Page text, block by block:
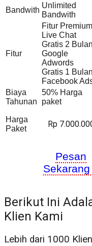
Bandwith
Unlimited
Bandwith
Fitur
Fitur Premium
Live Chat
Gratis 2 Bulan
Google
Adwords
Gratis 1 Bulan
Facebook
Biaya
Tahunan
50% Harga
paket
Harga
Paket
Rp
Pesan
Sekarang
Berikut Ini
Klien Kami
Lebih dari 1000